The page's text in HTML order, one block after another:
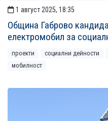
1 август 2025, 18:35
Община Габрово
електромобил за
проекти социални дейности
мобилност